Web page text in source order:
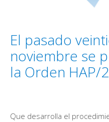
El pasado
noviembre se
la Orden HAP/
Que desarrolla el